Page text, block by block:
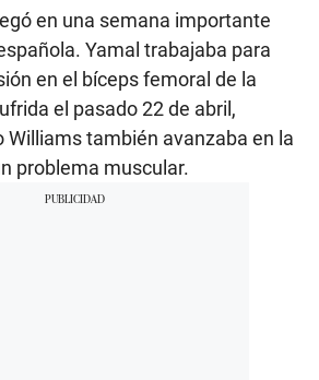
en una semana importante
Yamal trabajaba para
en el bíceps femoral de la
el pasado 22 de abril,
Williams también avanzaba en la
problema muscular.